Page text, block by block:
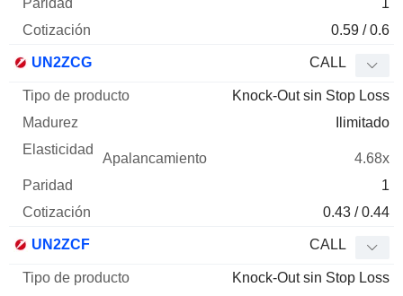
1
0.59 / 0.6
UN2ZCG CALL
Knock-Out sin Stop Loss
Ilimitado
4.68x
1
0.43 / 0.44
UN2ZCF CALL
Knock-Out sin Stop Loss